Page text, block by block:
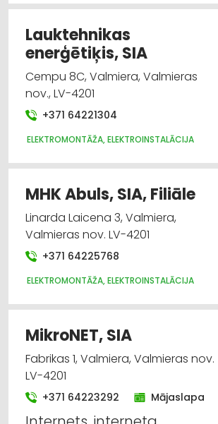
Lauktehnikas
enerģētiķis, SIA
Cempu 8C, Valmiera, Valmieras
nov., LV-4201
+371 64221304
ELEKTROMONTĀŽA, ELEKTROINSTALĀCIJA
MHK Abuls, SIA, Filiāle
Linarda Laicena 3, Valmiera,
Valmieras nov. LV-4201
+371 64225768
ELEKTROMONTĀŽA, ELEKTROINSTALĀCIJA
MikroNET, SIA
Fabrikas 1, Valmiera, Valmieras nov.
LV-4201
+371 64223292 Mājaslapa